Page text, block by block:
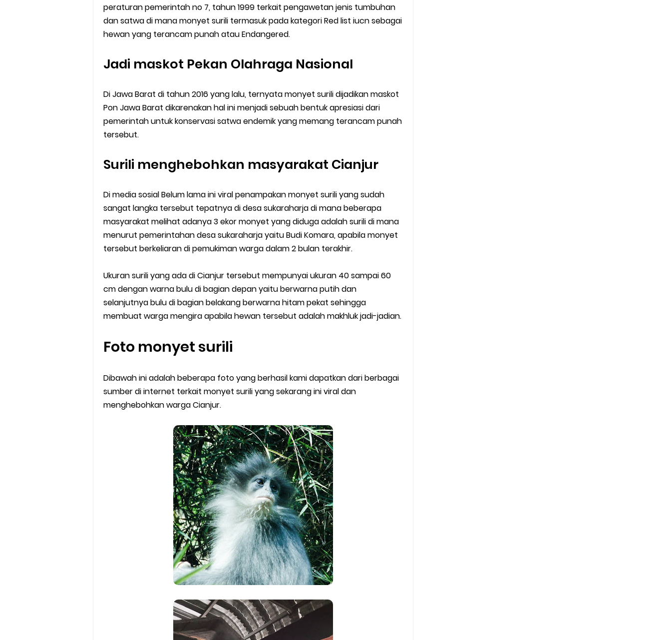
peraturan pemerintah no 7, tahun 1999 terkait pengawetan jenis tumbuhan
dan satwa di mana monyet surili termasuk pada kategori Red list iucn sebagai
hewan yang terancam punah atau Endangered.
Jadi maskot Pekan Olahraga Nasional
Di Jawa Barat di tahun 2016 yang lalu, ternyata monyet surili dijadikan maskot
Pon Jawa Barat dikarenakan hal ini menjadi sebuah bentuk apresiasi dari
pemerintah untuk konservasi satwa endemik yang memang terancam punah
tersebut.
Surili menghebohkan masyarakat Cianjur
Di media sosial Belum lama ini viral penampakan monyet surili yang sudah
sangat langka tersebut tepatnya di desa sukaraharja di mana beberapa
masyarakat melihat adanya 3 ekor monyet yang diduga adalah surili di mana
menurut pemerintahan desa sukaraharja yaitu Budi Komara, apabila monyet
tersebut berkeliaran di pemukiman warga dalam 2 bulan terakhir.
Ukuran surili yang ada di Cianjur tersebut mempunyai ukuran 40 sampai 60
cm dengan warna bulu di bagian depan yaitu berwarna putih dan
selanjutnya bulu di bagian belakang berwarna hitam pekat sehingga
membuat warga mengira apabila hewan tersebut adalah makhluk jadi-jadian.
Foto monyet surili
Dibawah ini adalah beberapa foto yang berhasil kami dapatkan dari berbagai
sumber di internet terkait monyet surili yang sekarang ini viral dan
menghebohkan warga Cianjur.